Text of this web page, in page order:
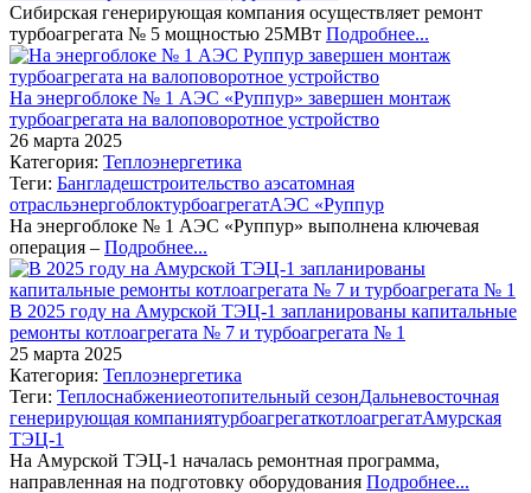
Сибирская генерирующая компания осуществляет ремонт
турбоагрегата № 5 мощностью 25МВт Подробнее...
На энергоблоке № 1 АЭС «Руппур» завершен монтаж
турбоагрегата на валоповоротное устройство
26 марта 2025
Категория: Теплоэнергетика
Теги: Бангладешстроительство аэсатомная
отрасльэнергоблоктурбоагрегатАЭС «Руппур
На энергоблоке № 1 АЭС «Руппур» выполнена ключевая
операция – Подробнее...
В 2025 году на Амурской ТЭЦ-1 запланированы капитальные
ремонты котлоагрегата № 7 и турбоагрегата № 1
25 марта 2025
Категория: Теплоэнергетика
Теги: Теплоснабжениеотопительный сезонДальневосточная
генерирующая компаниятурбоагрегаткотлоагрегатАмурская
ТЭЦ-1
На Амурской ТЭЦ-1 началась ремонтная программа,
направленная на подготовку оборудования Подробнее...